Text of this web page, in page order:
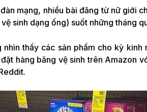
mạng, nhiều bài đăng từ nữ giới
sinh dạng ống) suốt những tháng
nhìn thấy các sản phẩm cho kỳ
đặt hàng băng vệ sinh trên Amazon